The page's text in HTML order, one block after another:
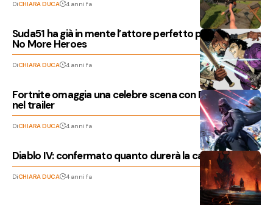
DiCHIARA DUCA 4 anni fa
Suda51 ha già in mente l’attore perfetto per il film di
No More Heroes
DiCHIARA DUCA 4 anni fa
Fortnite omaggia una celebre scena con Darth Vader
nel trailer
DiCHIARA DUCA 4 anni fa
Diablo IV: confermato quanto durerà la campagna
DiCHIARA DUCA 4 anni fa